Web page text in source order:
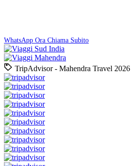
WhatsApp Ora Chiama Subito
TripAdvisor - Mahendra Travel 2026